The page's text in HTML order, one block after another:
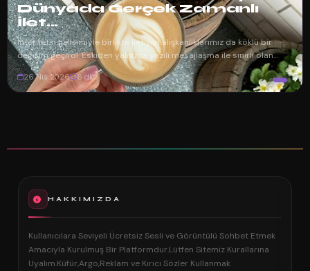
Dünyada Gerçek Zamanlı
İlet...
İnternetin gelişimiyle birlikte iletişim alışkanlıklarımız da köklü bir
değişim geçirdi. Eskiden yalnızca yazılı mesajlaşma ile sınırlı olan
dijita...
26 Nis 2026 6 dk
HAKKIMIZDA
Kullanıcılara Seviyeli Ücretsiz Sesli ve Görüntülü Sohbet Etmek
Amacıyla Kurulmuş Bir Platformdur.Lütfen Sitemiz Kurallarına
Uyalım.Küfür,Argo,Reklam ve Kırıcı Sözler Kullanmak